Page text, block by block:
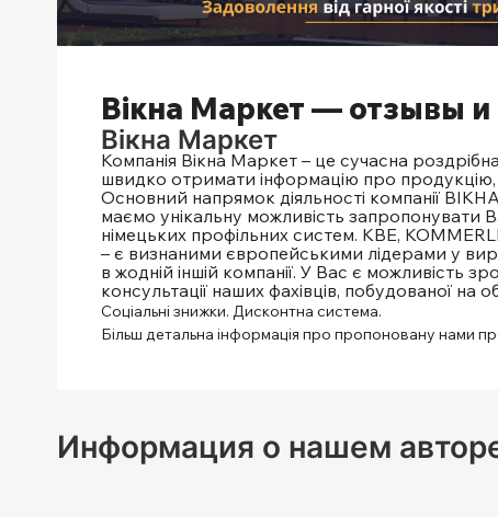
Вікна Маркет — отзывы и
Вікна Маркет
Компанія Вікна Маркет – це сучасна
швидко отримати інформацію про продукцію,
Основний напрямок діяльності компанії
маємо унікальну можливість запропонувати
німецьких профільних систем. KBE,
– є визнаними європейськими лідерами у
в жодній іншій компанії. У Вас є можливість
консультації наших фахівців, побудованої на
Соціальні знижки. Дисконтна система.
Більш детальна інформація про пропоновану нами
Информация о нашем